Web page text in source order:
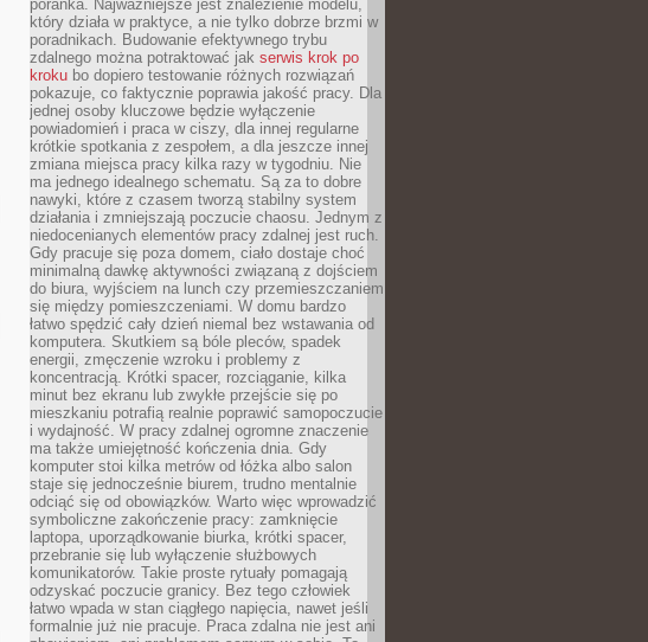
poranka. Najważniejsze jest znalezienie modelu,
który działa w praktyce, a nie tylko dobrze brzmi w
poradnikach. Budowanie efektywnego trybu
zdalnego można potraktować jak serwis krok po
kroku bo dopiero testowanie różnych rozwiązań
pokazuje, co faktycznie poprawia jakość pracy. Dla
jednej osoby kluczowe będzie wyłączenie
powiadomień i praca w ciszy, dla innej regularne
krótkie spotkania z zespołem, a dla jeszcze innej
zmiana miejsca pracy kilka razy w tygodniu. Nie
ma jednego idealnego schematu. Są za to dobre
nawyki, które z czasem tworzą stabilny system
działania i zmniejszają poczucie chaosu. Jednym z
niedocenianych elementów pracy zdalnej jest ruch.
Gdy pracuje się poza domem, ciało dostaje choć
minimalną dawkę aktywności związaną z dojściem
do biura, wyjściem na lunch czy przemieszczaniem
się między pomieszczeniami. W domu bardzo
łatwo spędzić cały dzień niemal bez wstawania od
komputera. Skutkiem są bóle pleców, spadek
energii, zmęczenie wzroku i problemy z
koncentracją. Krótki spacer, rozciąganie, kilka
minut bez ekranu lub zwykłe przejście się po
mieszkaniu potrafią realnie poprawić samopoczucie
i wydajność. W pracy zdalnej ogromne znaczenie
ma także umiejętność kończenia dnia. Gdy
komputer stoi kilka metrów od łóżka albo salon
staje się jednocześnie biurem, trudno mentalnie
odciąć się od obowiązków. Warto więc wprowadzić
symboliczne zakończenie pracy: zamknięcie
laptopa, uporządkowanie biurka, krótki spacer,
przebranie się lub wyłączenie służbowych
komunikatorów. Takie proste rytuały pomagają
odzyskać poczucie granicy. Bez tego człowiek
łatwo wpada w stan ciągłego napięcia, nawet jeśli
formalnie już nie pracuje. Praca zdalna nie jest ani